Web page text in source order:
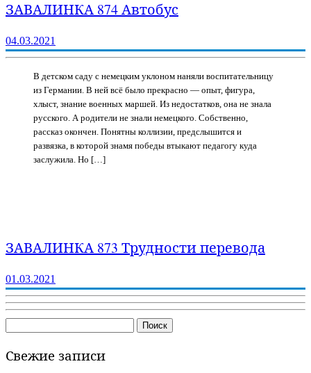
ЗАВАЛИНКА 874 Автобус
04.03.2021
В детском саду с немецким уклоном наняли воспитательницу
из Германии. В ней всё было прекрасно — опыт, фигура,
хлыст, знание военных маршей. Из недостатков, она не знала
русского. А родители не знали немецкого. Собственно,
рассказ окончен. Понятны коллизии, предслышится и
развязка, в которой знамя победы втыкают педагогу куда
заслужила. Но […]
ЗАВАЛИНКА 873 Трудности перевода
01.03.2021
Свежие записи